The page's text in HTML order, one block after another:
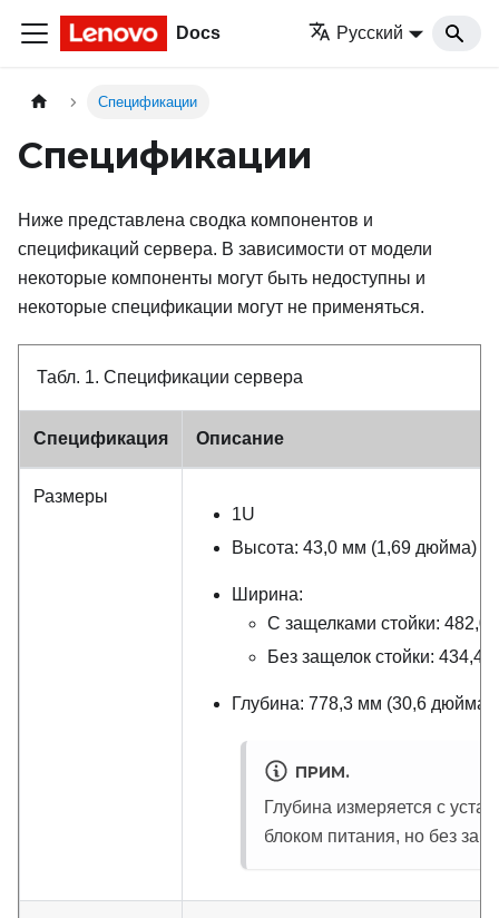
Docs Русский
Спецификации
Спецификации
Ниже представлена сводка компонентов и
спецификаций сервера. В зависимости от модели
некоторые компоненты могут быть недоступны и
некоторые спецификации могут не применяться.
Табл. 1. Спецификации сервера
Спецификация Описание
Размеры
1U
Высота: 43,0 мм (1,69 дюйма)
Ширина:
С защелками стойки:
Без защелок стойки: 434,4
Глубина: 778,3 мм (30,6 дюйма)
ПРИМ.
Глубина измеряется с
блоком питания, но без